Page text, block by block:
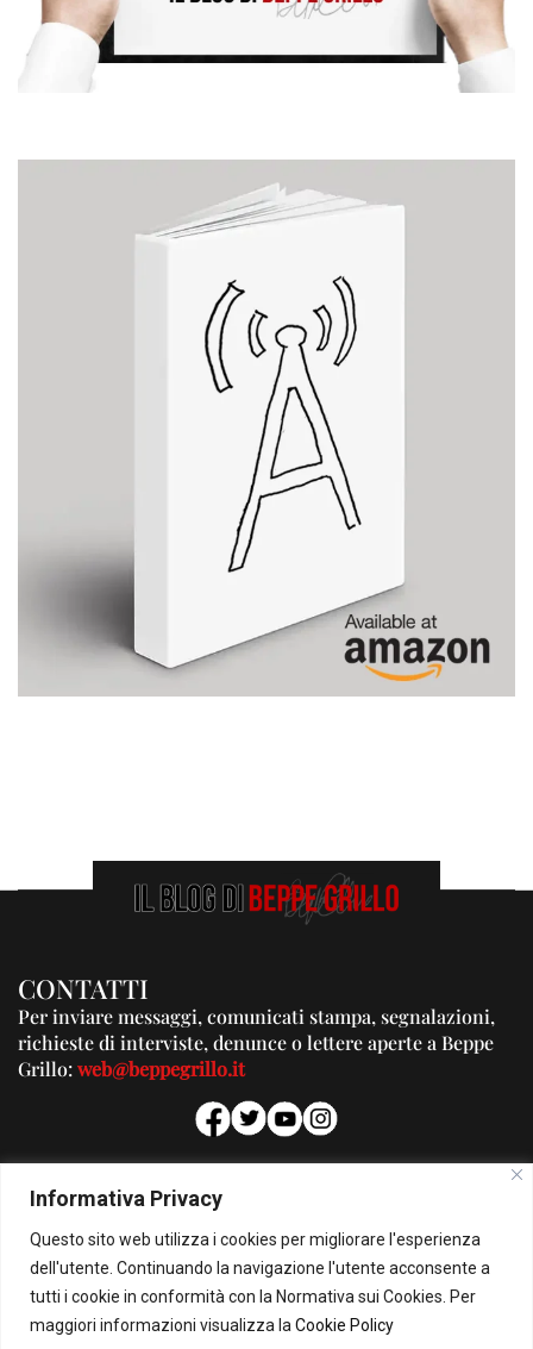
Informativa Privacy
Questo sito web utilizza i cookies per migliorare l'esperienza
dell'utente. Continuando la navigazione l'utente acconsente a
tutti i cookie in conformità con la Normativa sui Cookies. Per
maggiori informazioni visualizza la Cookie Policy
CONTATTI
Per inviare messaggi, comunicati stampa, segnalazioni,
richieste di interviste, denunce o lettere aperte a Beppe
Grillo:web@beppegrillo.it
PUBBLICITA'
Per la tua pubblicità su questo Blog:
pubblicita@beppegrillo.it
HOMEPAGE COOKIE POLICY PRIVACY POLICY CONTATTI